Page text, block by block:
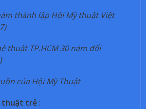
thành lập Hội Mỹ thuật Việt
thuật TP.HCM 30 năm đổi
của Hội Mỹ Thuật
thuật trẻ :